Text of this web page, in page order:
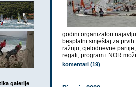
galerije
godini organizatori
besplatni smještaj za
ražnju, cjelodnevne
regati, program i NOR
komentari (19)